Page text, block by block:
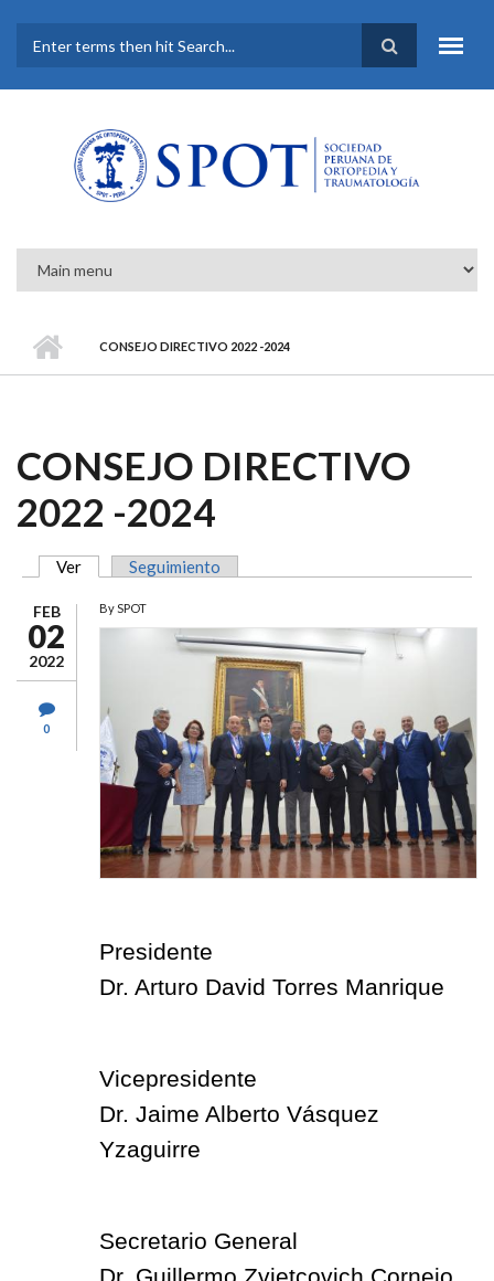
FORMULARIO DE
BÚSQUEDA
CONSEJO DIRECTIVO 2022 -2024
CONSEJO DIRECTIVO
2022 -2024
SOLAPAS PRINCIPALES
Ver (solapa activa)
Seguimiento
FEB
02
2022
0
BySPOT
Presidente
Dr. Arturo David Torres Manrique
Vicepresidente
Dr. Jaime Alberto Vásquez
Yzaguirre
Secretario General